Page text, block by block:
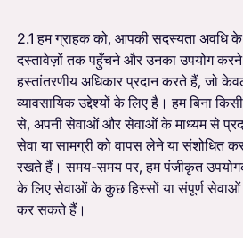
2.1 हम ग्राहक को, आपकी सदस्यता अवधि
दस्तावेज़ों तक पहुँचने और उनका उपयोग करने
हस्तांतरणीय अधिकार प्रदान करते हैं, जो
व्यावसायिक उद्देश्यों के लिए है। हम बिना
से, अपनी सेवाओं और सेवाओं के माध्यम से
सेवा या सामग्री को वापस लेने या संशोधित
रखते हैं। समय-समय पर, हम पंजीकृत
के लिए सेवाओं के कुछ हिस्सों या संपूर्ण
कर सकते हैं।